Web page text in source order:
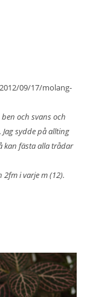
09/17/molang-
och svans och
sydde på allting
kan fästa alla trådar
2fm i varje m (12).